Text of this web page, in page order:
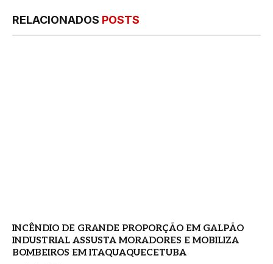
RELACIONADOS POSTS
INCÊNDIO DE GRANDE PROPORÇÃO EM GALPÃO
INDUSTRIAL ASSUSTA MORADORES E MOBILIZA
BOMBEIROS EM ITAQUAQUECETUBA